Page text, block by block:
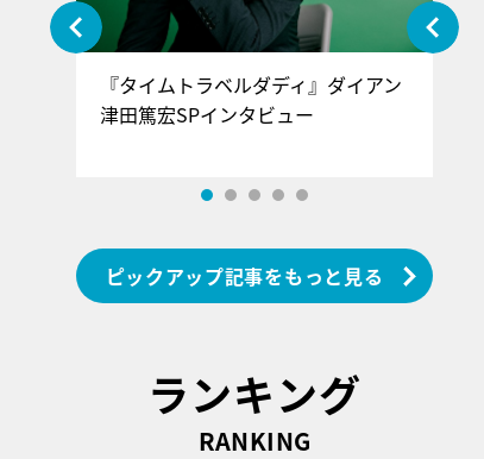
『タイムトラベルダディ』ダイアン
津田篤宏SPインタビュー
ピックアップ記事をもっと見る
ランキング
RANKING